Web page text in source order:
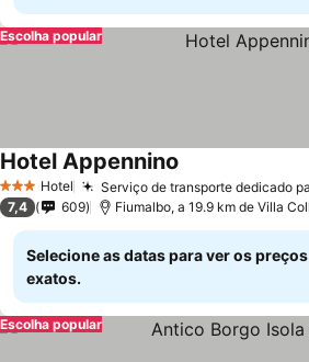
Escolha popular
3 EstrelasHotel Serviço de transporte dedicado
Hotel Appennino
7,4 609 Fiumalbo, a 19.9 km de Villa
Selecione as datas para ver os preços
exatos.
Escolha popular